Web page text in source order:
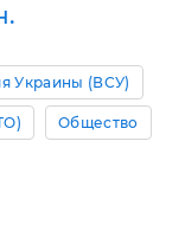
Украины (ВСУ)
Общество